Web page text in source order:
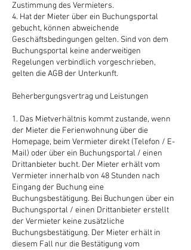
Zustimmung des Vermieters.
4. Hat der Mieter über ein Buchungsportal
gebucht, können abweichende
Geschäftsbedingungen gelten. Sind von dem
Buchungsportal keine anderweitigen
Regelungen verbindlich vorgeschrieben,
gelten die AGB der Unterkunft.
Beherbergungsvertrag und Leistungen
1. Das Mietverhältnis kommt zustande, wenn
der Mieter die Ferienwohnung über die
Homepage, beim Vermieter direkt (Telefon / E-
Mail) oder über ein Buchungsportal / einen
Drittanbieter bucht. Der Mieter erhält vom
Vermieter innerhalb von 48 Stunden nach
Eingang der Buchung eine
Buchungsbestätigung. Bei Buchungen über ein
Buchungsportal / einen Drittanbieter erstellt
der Vermieter keine zusätzliche
Buchungsbestätigung. Der Mieter erhält in
diesem Fall nur die Bestätigung vom